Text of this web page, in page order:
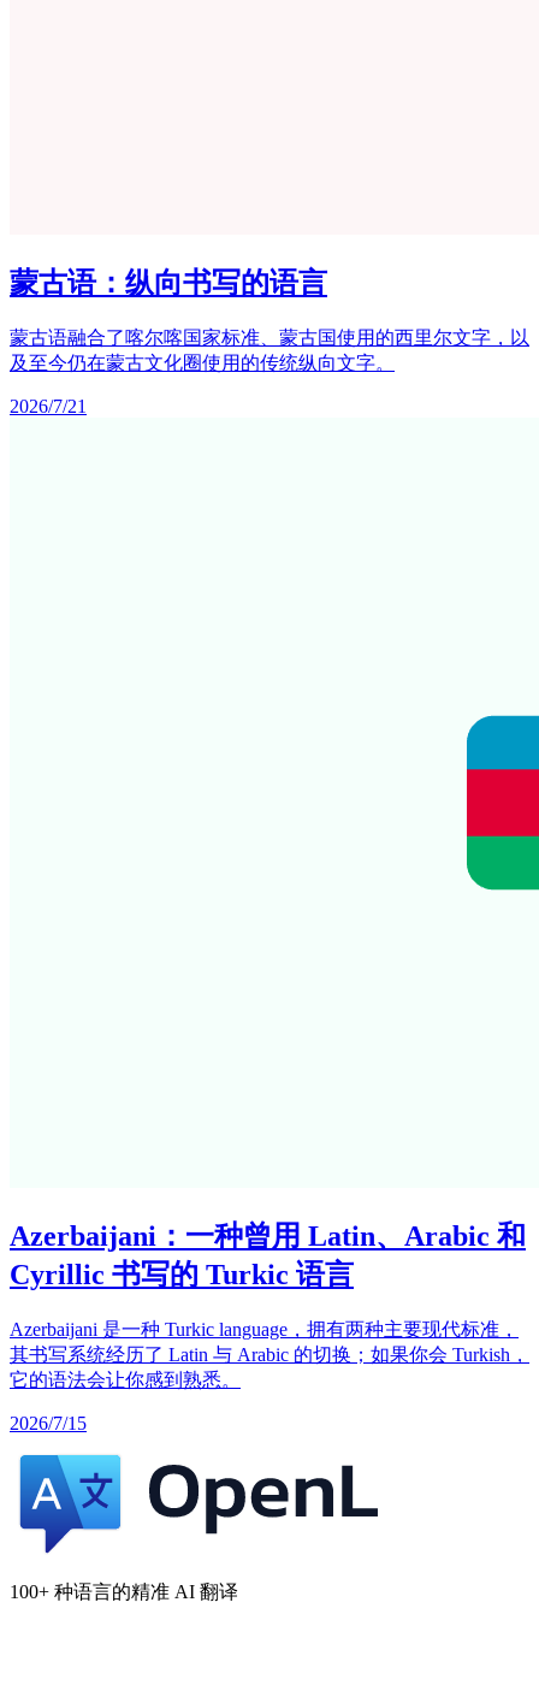
蒙古语：纵向书写的语言
蒙古语融合了喀尔喀国家标准、蒙古国使用的西里尔文字，以
及至今仍在蒙古文化圈使用的传统纵向文字。
2026/7/21
Azerbaijani：一种曾用 Latin、Arabic 和
Cyrillic 书写的 Turkic 语言
Azerbaijani 是一种 Turkic language，拥有两种主要现代标准，
其书写系统经历了 Latin 与 Arabic 的切换；如果你会 Turkish，
它的语法会让你感到熟悉。
2026/7/15
100+ 种语言的精准 AI 翻译